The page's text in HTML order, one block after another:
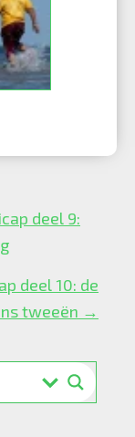
deel 9:
deel 10: de
tweeën →